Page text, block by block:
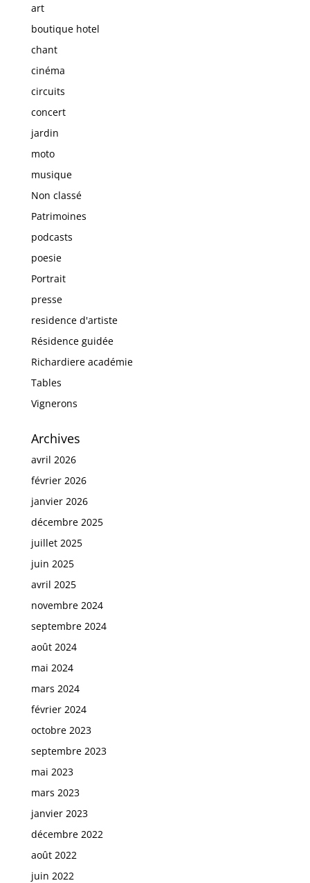
art
boutique hotel
chant
cinéma
circuits
concert
jardin
moto
musique
Non classé
Patrimoines
podcasts
poesie
Portrait
presse
residence d'artiste
Résidence guidée
Richardiere académie
Tables
Vignerons
Archives
avril 2026
février 2026
janvier 2026
décembre 2025
juillet 2025
juin 2025
avril 2025
novembre 2024
septembre 2024
août 2024
mai 2024
mars 2024
février 2024
octobre 2023
septembre 2023
mai 2023
mars 2023
janvier 2023
décembre 2022
août 2022
juin 2022